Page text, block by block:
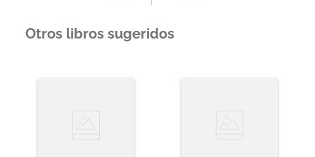
Otros libros sugeridos